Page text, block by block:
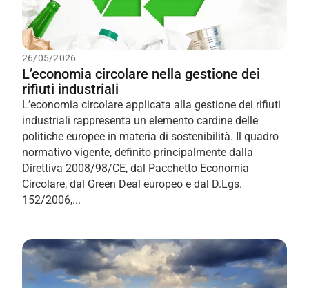
26/05/2026
L’economia circolare nella gestione dei
rifiuti industriali
L’economia circolare applicata alla gestione dei rifiuti
industriali rappresenta un elemento cardine delle
politiche europee in materia di sostenibilità. Il quadro
normativo vigente, definito principalmente dalla
Direttiva 2008/98/CE, dal Pacchetto Economia
Circolare, dal Green Deal europeo e dal D.Lgs.
152/2006,...